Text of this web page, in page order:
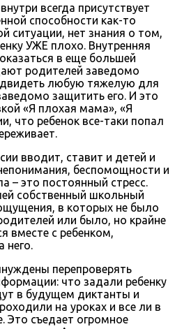
всегда присутствует
способности как-то
ситуации, нет знания о том,
УЖЕ плохо. Внутренняя
в еще большей
родителей заведомо
любую тяжелую для
защитить его. И это
«Я плохая мама», «Я
что ребенок все-таки попал
вводит, ставит и детей и
беспомощности и
– это постоянный стресс.
собственный школьный
в которых не было
или было, но крайне
вместе с ребенком,
него.
перепроверять
что задали ребенку
в будущем диктанты и
на уроках и все ли в
Это съедает огромное